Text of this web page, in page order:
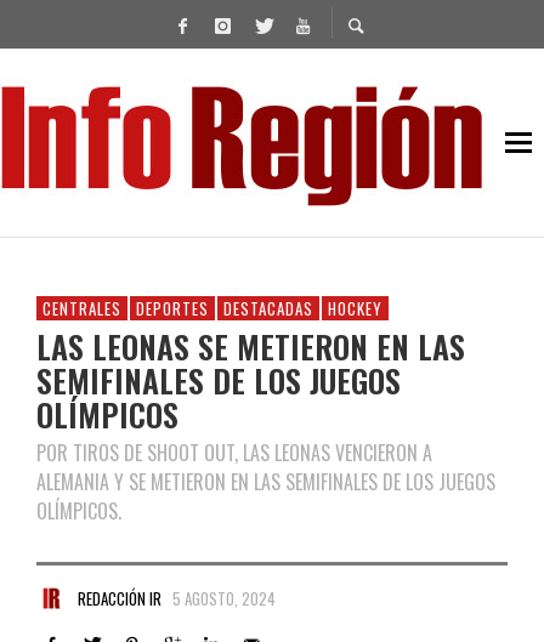
CENTRALES DEPORTES DESTACADAS HOCKEY
LAS LEONAS SE METIERON EN LAS
SEMIFINALES DE LOS JUEGOS
OLÍMPICOS
POR TIROS DE SHOOT OUT, LAS LEONAS VENCIERON A
ALEMANIA Y SE METIERON EN LAS SEMIFINALES DE LOS JUEGOS
OLÍMPICOS.
REDACCIÓN IR 5 AGOSTO, 2024